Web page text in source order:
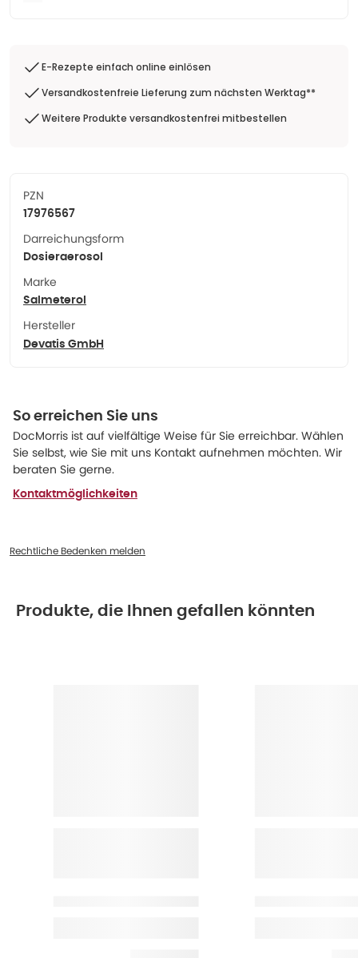
E-Rezepte einfach online einlösen
Versandkostenfreie Lieferung zum nächsten Werktag**
Weitere Produkte versandkostenfrei mitbestellen
PZN
17976567
Darreichungsform
Dosieraerosol
Marke
Salmeterol
Hersteller
Devatis GmbH
So erreichen Sie uns
DocMorris ist auf vielfältige Weise für Sie erreichbar. Wählen
Sie selbst, wie Sie mit uns Kontakt aufnehmen möchten. Wir
beraten Sie gerne.
Kontaktmöglichkeiten
Rechtliche Bedenken melden
Produkte, die Ihnen gefallen könnten